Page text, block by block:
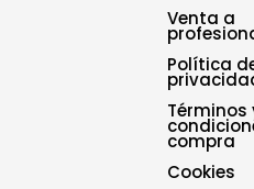
Venta a
Política
Términos
compra
Cookies